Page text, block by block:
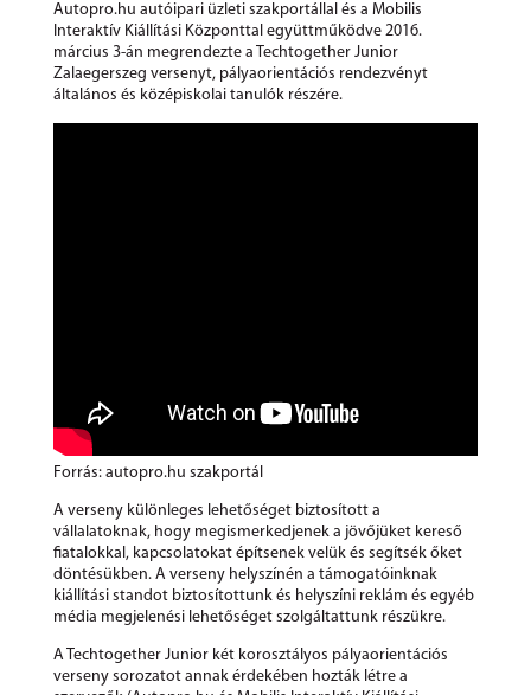
Autopro.hu autóipari üzleti szakportállal és a Mobilis
Interaktív Kiállítási Központtal együttműködve 2016.
március 3-án megrendezte a Techtogether Junior
Zalaegerszeg versenyt, pályaorientációs rendezvényt
általános és középiskolai tanulók részére.
Forrás: autopro.hu szakportál
A verseny különleges lehetőséget biztosított a
vállalatoknak, hogy megismerkedjenek a jövőjüket kereső
fiatalokkal, kapcsolatokat építsenek velük és segítsék őket
döntésükben. A verseny helyszínén a támogatóinknak
kiállítási standot biztosítottunk és helyszíni reklám és egyéb
média megjelenési lehetőséget szolgáltattunk részükre.
A Techtogether Junior két korosztályos pályaorientációs
verseny sorozatot annak érdekében hozták létre a